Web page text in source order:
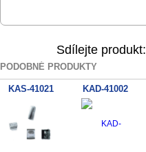
Sdílejte produkt:
PODOBNÉ PRODUKTY
KAS-41021 KAD-41002